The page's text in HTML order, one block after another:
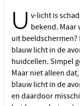
U v-licht is
bekend.
uit beeldschermen?
blauw licht in de
huidcellen. Simpel
Maar niet alleen
blauw licht in de
en daardoor